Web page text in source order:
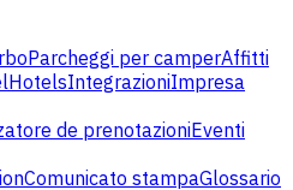
Parcheggi per camperAffitti
HotelsIntegrazioniImpresa
de prenotazioniEventi
Comunicato stampaGlossario